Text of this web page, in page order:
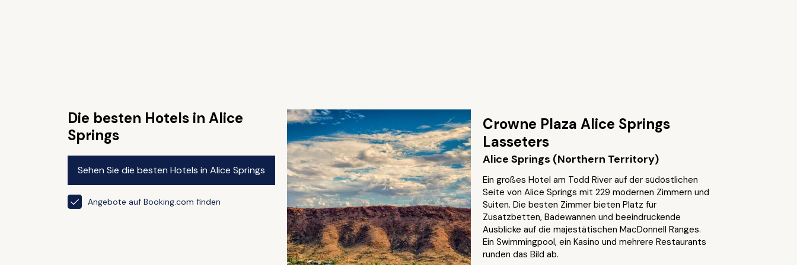
Die besten Hotels in Alice
Springs
Sehen Sie die besten Hotels in Alice Springs
Angebote auf Booking.com finden
Crowne Plaza Alice Springs
Lasseters
Alice Springs (Northern Territory)
Ein großes Hotel am Todd River auf der südöstlichen
Seite von Alice Springs mit 229 modernen Zimmern und
Suiten. Die besten Zimmer bieten Platz für
Zusatzbetten, Badewannen und beeindruckende
Ausblicke auf die majestätischen MacDonnell Ranges.
Ein Swimmingpool, ein Kasino und mehrere Restaurants
runden das Bild ab.